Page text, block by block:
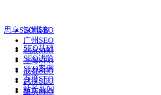
思享SEO博客
SEO基础
SEO进阶
SEO案例
百度SEO
站长新闻
深圳SEO
广州SEO
北京SEO
上海SEO
成都SEO
武汉SEO
重庆SEO